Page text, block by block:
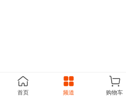
首页 频道 购物车